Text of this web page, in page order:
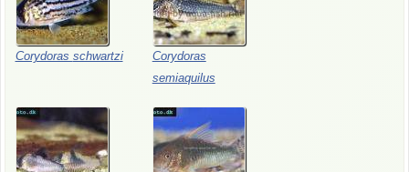
Corydoras schwartzi
Corydoras
semiaquilus